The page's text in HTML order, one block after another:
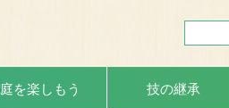
庭を楽しもう 技の継承